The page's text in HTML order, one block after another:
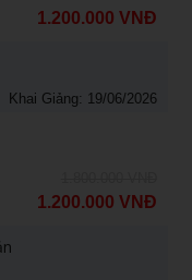
1.200.000 VNĐ
Khai Giảng: 19/06/2026
1.200.000 VNĐ